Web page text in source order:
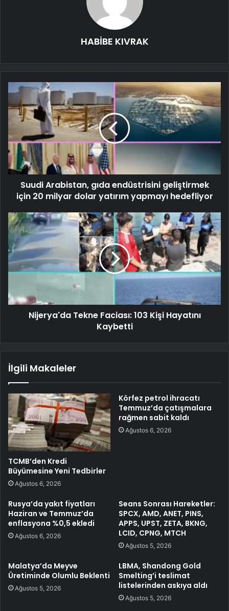
HABİBE KIVRAK
Suudi Arabistan, gıda endüstrisini geliştirmek
için 20 milyar dolar yatırım yapmayı hedefliyor
Nijerya'da Tekne Faciası: 103 Kişi Hayatını
Kaybetti
İlgili Makaleler
TCMB’den Kredi
Büyümesine Yeni Tedbirler
Ağustos 6, 2026
Körfez petrol ihracatı
Temmuz’da çatışmalara
rağmen sabit kaldı
Ağustos 6, 2026
Rusya’da yakıt fiyatları
Haziran ve Temmuz’da
enflasyona %0,5 ekledi
Ağustos 6, 2026
Seans Sonrası Hareketler:
SPCX, AMD, ANET, PINS,
APPS, UPST, ZETA, BKNG,
LCID, CPNG, MTCH
Ağustos 5, 2026
Malatya’da Meyve
Üretiminde Olumlu Beklenti
Ağustos 5, 2026
LBMA, Shandong Gold
Smelting’i teslimat
listelerinden askıya aldı
Ağustos 5, 2026